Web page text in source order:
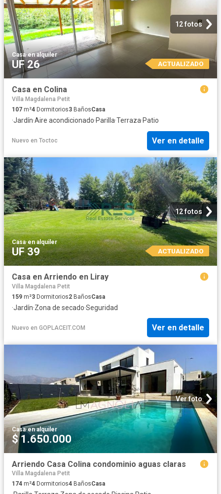
12 fotos
Casa·en alquiler
UF 26 ACTUALIZADO
Casa en Colina
Villa Magdalena Petit
107 m²4 Dormitorios3 BañosCasa
·Jardín·Aire acondicionado·Parilla·Terraza·Patio
Nuevo en Toctoc Ver en detalle
12 fotos
Casa·en alquiler
UF 39 ACTUALIZADO
Casa en Arriendo en Liray
Villa Magdalena Petit
159 m²3 Dormitorios2 BañosCasa
·Jardín·Zona de secado·Seguridad
Nuevo en GOPLACEIT.COM Ver en detalle
Ver foto
Casa·en alquiler
$ 1.650.000
Arriendo Casa Colina condominio aguas claras
Villa Magdalena Petit
174 m²4 Dormitorios4 BañosCasa